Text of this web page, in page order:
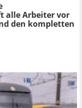
alle Arbeiter vor
den kompletten